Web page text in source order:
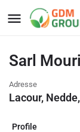
Sarl
Adresse
Lacour,
Profile